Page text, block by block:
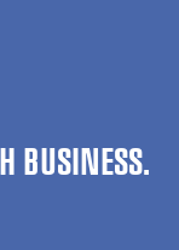
BUSINESS.